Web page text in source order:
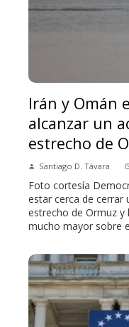
Irán y Omán
alcanzar un
estrecho de
Santiago D. Távara
Foto cortesía
estar cerca de cerrar
estrecho de Ormuz
mucho mayor sobre